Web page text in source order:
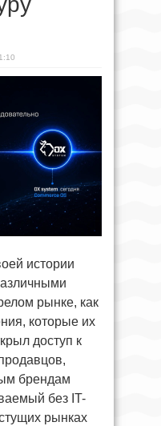
истории
рынке, как
которые их
доступ к
брендам
без IT-
рынках